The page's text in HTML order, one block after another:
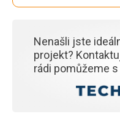
Nenašli jste
projekt?
rádi pomůžeme